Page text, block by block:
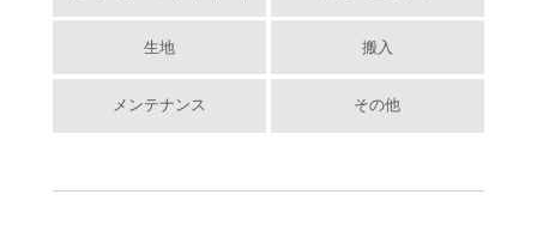
生地 搬入
メンテナンス その他